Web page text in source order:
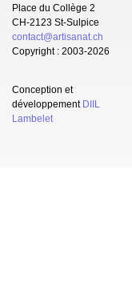
Place du Collège 2
CH-2123 St-Sulpice
contact@artisanat.ch
Copyright : 2003-2026
Conception et
développement DIIL
Lambelet